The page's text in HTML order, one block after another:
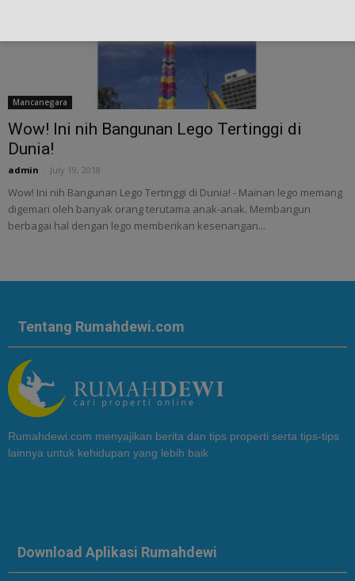
Mancanegara
Wow! Ini nih Bangunan Lego Tertinggi di
Dunia!
admin July 19, 2018
Wow! Ini nih Bangunan Lego Tertinggi di Dunia! - Mainan lego memang
digemari oleh banyak orang terutama anak-anak. Membangun
berbagai hal dengan lego memberikan kesenangan...
Tentang Rumahdewi.com
Rumahdewi.com menyajikan berita dan tips properti serta tips-tips
lainnya untuk kehidupan yang lebih baik
Download Aplikasi Rumahdewi